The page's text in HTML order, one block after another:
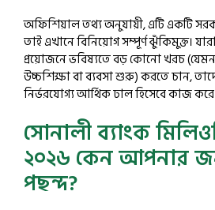
অফিশিয়াল তথ্য অনুযায়ী, এটি একটি
তাই এখানে বিনিয়োগ সম্পূর্ণ ঝুঁকিমুক্ত।
প্রয়োজনে ভবিষ্যতে বড় কোনো খরচ (যেমন:
উচ্চশিক্ষা বা ব্যবসা শুরু) করতে চান,
নির্ভরযোগ্য আর্থিক ঢাল হিসেবে কাজ
সোনালী ব্যাংক
২০২৬ কেন আপনার
পছন্দ?